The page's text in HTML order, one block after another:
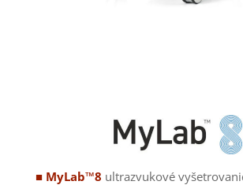
■ MyLab™8 ultrazvukové